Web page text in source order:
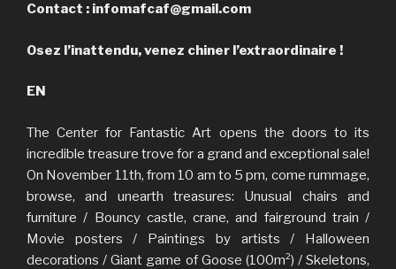
Contact : infomafcaf@gmail.com
Osez l’inattendu, venez chiner l’extraordinaire !
EN
The Center for Fantastic Art opens the doors to its
incredible treasure trove for a grand and exceptional sale!
On November 11th, from 10 am to 5 pm, come rummage,
browse, and unearth treasures: Unusual chairs and
furniture / Bouncy castle, crane, and fairground train /
Movie posters / Paintings by artists / Halloween
decorations / Giant game of Goose (100m²) / Skeletons,